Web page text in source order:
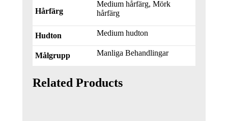
Hårfärg
Medium hårfärg, Mörk
hårfärg
Hudton Medium hudton
Målgrupp Manliga Behandlingar
Related Products